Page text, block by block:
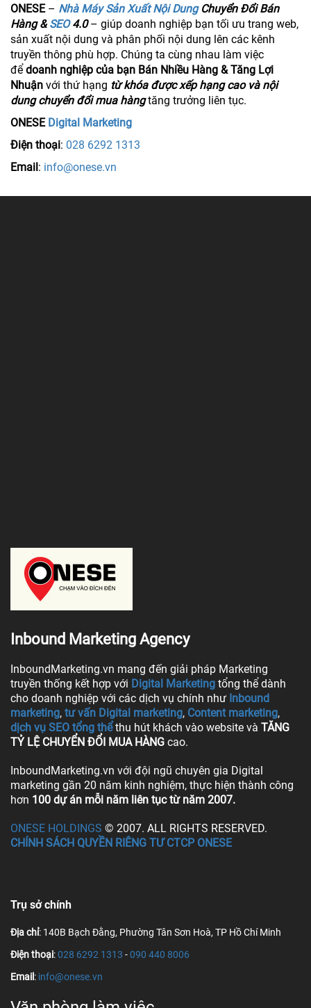
ONESE– Nhà Máy Sản Xuất Nội DungChuyển Đổi Bán
Hàng &SEO4.0– giúp doanh nghiệp bạn tối ưu trang web,
sản xuất nội dung và phân phối nội dung lên các kênh
truyền thông phù hợp. Chúng ta cùng nhau làm việc
để doanh nghiệp của bạn Bán Nhiều Hàng & Tăng Lợi
Nhuận với thứ hạng từ khóa được xếp hạng cao và nội
dung chuyển đổi mua hàngtăng trưởng liên tục.
ONESE Digital Marketing
Điện thoại: 028 6292 1313
Email: info@onese.vn
Inbound Marketing Agency
InboundMarketing.vn mang đến giải pháp Marketing
truyền thống kết hợp với Digital Marketing tổng thể dành
cho doanh nghiệp với các dịch vụ chính như Inbound
marketing, tư vấn Digital marketing, Content marketing,
dịch vụ SEO tổng thể thu hút khách vào website và TĂNG
TỶ LỆ CHUYỂN ĐỔI MUA HÀNG cao.
InboundMarketing.vn với đội ngũ chuyên gia Digital
marketing gần 20 năm kinh nghiệm, thực hiện thành công
hơn 100 dự án mỗi năm liên tục từ năm 2007.
ONESE HOLDINGS © 2007. ALL RIGHTS RESERVED.
CHÍNH SÁCH QUYỀN RIÊNG TƯ CTCP ONESE
Trụ sở chính
Địa chỉ: 140B Bạch Đằng, Phường Tân Sơn Hoà, TP Hồ Chí Minh
Điện thoại:028 6292 1313 -090 440 8006
Email: info@onese.vn